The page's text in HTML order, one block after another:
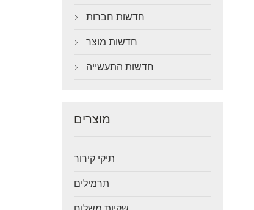
 חדשות חברות
 חדשות מוצר
 חדשות התעשייה
מוצרים
תיקי קירור
תרמילים